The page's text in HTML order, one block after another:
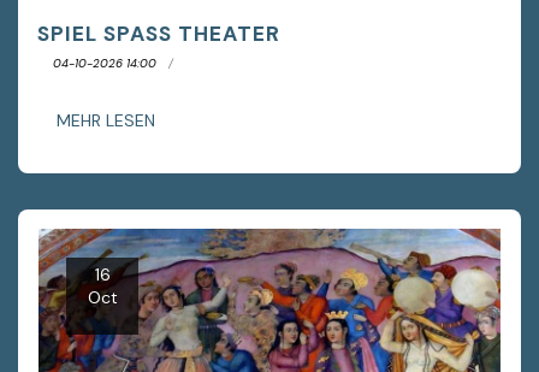
SPIEL SPASS THEATER
04-10-2026 14:00
MEHR LESEN
16
Oct